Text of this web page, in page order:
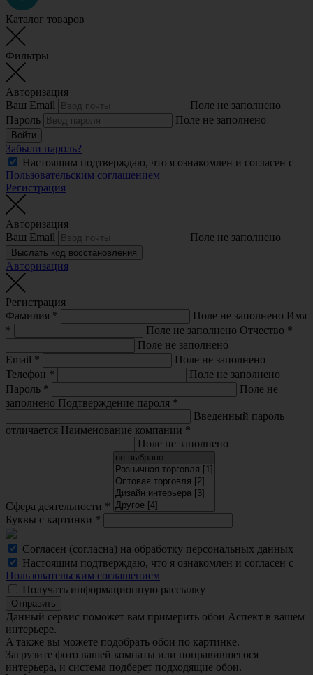
Каталог товаров
Фильтры
Авторизация
Ваш Email
Поле не заполнено
Пароль
Поле не заполнено
Войти
Забыли пароль?
Настоящим подтверждаю, что я ознакомлен и согласен с
Пользовательским соглашением
Регистрация
Авторизация
Ваш Email
Поле не заполнено
Выслать код восстановления
Авторизация
Регистрация
Фамилия * Поле не заполнено Имя
*
Поле не заполнено Отчество *
Поле не заполнено
Email *
Поле не заполнено
Телефон *
Поле не заполнено
Пароль *
Поле не
заполнено Подтверждение пароля *
Введенный пароль
отличается Наименование компании *
Поле не заполнено
Сфера деятельности *
Буквы с картинки *
Согласен (согласна) на обработку персональных данных
Настоящим подтверждаю, что я ознакомлен и согласен с
Пользовательским соглашением
Получать информационную рассылку
Отправить
Данный сервис поможет вам примерить обои Аспект в вашем
интерьере.
A также вы можете подобрать обои по картинке.
Загрузите фото вашей комнаты или понравившегося
интерьера, и система подберет подходящие обои.